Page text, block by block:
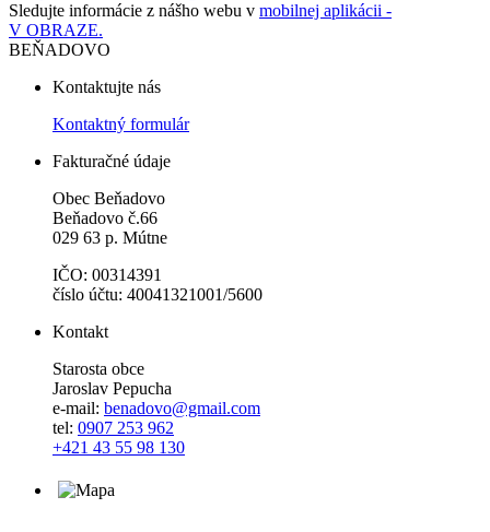
Sledujte informácie z nášho webu v mobilnej aplikácii -
V OBRAZE.
BEŇADOVO
Kontaktujte nás
Kontaktný formulár
Fakturačné údaje
Obec Beňadovo
Beňadovo č.66
029 63 p. Mútne
IČO: 00314391
číslo účtu: 40041321001/5600
Kontakt
Starosta obce
Jaroslav Pepucha
e-mail: benadovo@gmail.com
tel: 0907 253 962
+421 43 55 98 130